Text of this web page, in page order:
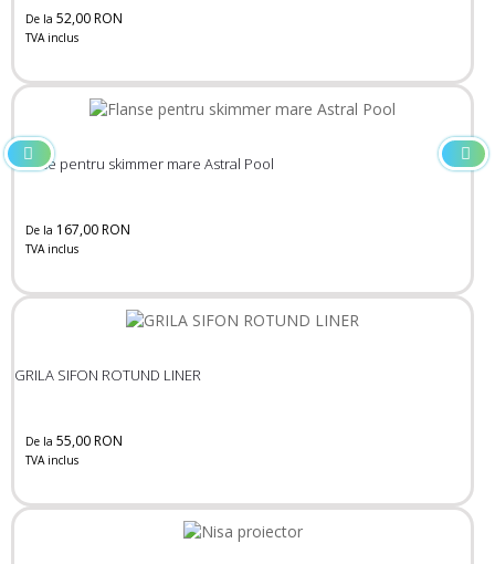
De la 52,00 RON
TVA inclus
Flanse pentru skimmer mare Astral Pool
De la 167,00 RON
TVA inclus
GRILA SIFON ROTUND LINER
De la 55,00 RON
TVA inclus